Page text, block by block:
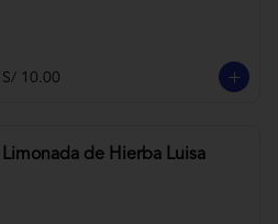
S/ 10.00
Limonada de Hierba Luisa